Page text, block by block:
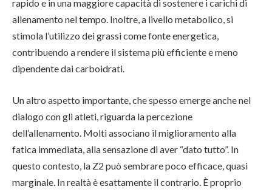
rapido e in una maggiore capacità di sostenere i carichi di
allenamento nel tempo. Inoltre, a livello metabolico, si
stimola l’utilizzo dei grassi come fonte energetica,
contribuendo a rendere il sistema più efficiente e meno
dipendente dai carboidrati.
Un altro aspetto importante, che spesso emerge anche nel
dialogo con gli atleti, riguarda la percezione
dell’allenamento. Molti associano il miglioramento alla
fatica immediata, alla sensazione di aver “dato tutto”. In
questo contesto, la Z2 può sembrare poco efficace, quasi
marginale. In realtà è esattamente il contrario. È proprio